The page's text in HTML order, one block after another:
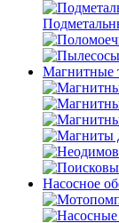
Магнитные
Насосное